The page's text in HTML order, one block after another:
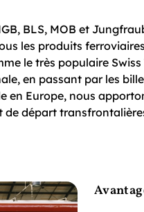
BLS, MOB et
les produits
le très populaire
en passant par les
en Europe, nous
de départ